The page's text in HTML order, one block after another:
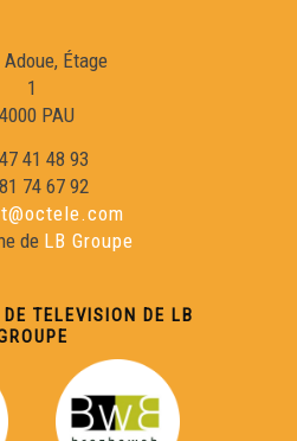
Borrom
en Italia
Adoue, Étage
1
PAU
41 48 93
74 67 92
de LB Groupe
TELEVISION DE LB